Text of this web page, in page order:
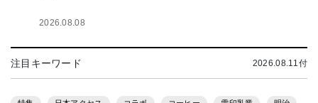
2026.08.08
注目キーワード 2026.08.11付